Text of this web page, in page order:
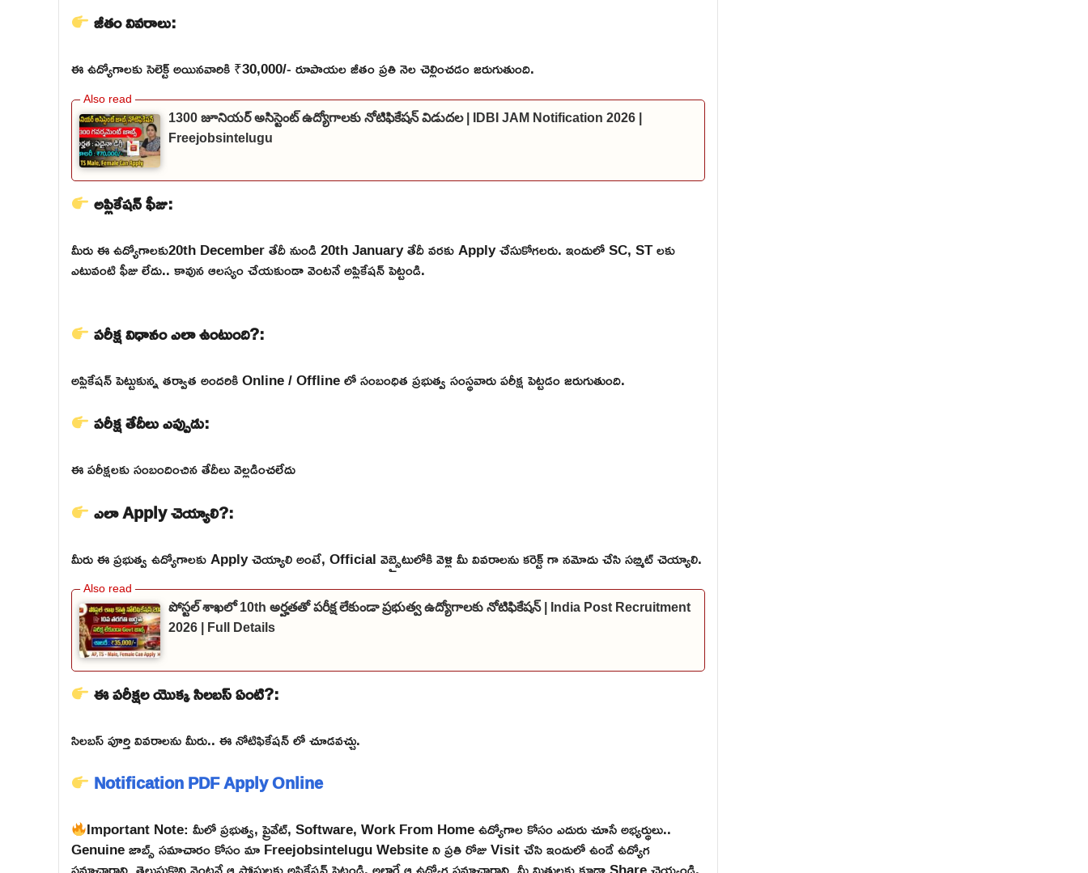
జీతం వివరాలు:
ఈ ఉద్యోగాలకు సెలెక్ట్ అయినవారికి ₹30,000/- రూపాయల జీతం ప్రతి నెల చెల్లించడం జరుగుతుంది.
1300 జూనియర్ అసిస్టెంట్ ఉద్యోగాలకు నోటిఫికేషన్ విడుదల | IDBI JAM Notification 2026 |
Freejobsintelugu
అప్లికేషన్ ఫీజు:
మీరు ఈ ఉద్యోగాలకు20th December తేదీ నుండి 20th January తేదీ వరకు Apply చేసుకోగలరు. ఇందులో SC, ST లకు
ఎటువంటి ఫీజు లేదు.. కావున ఆలస్యం చేయకుండా వెంటనే అప్లికేషన్ పెట్టండి.
పరీక్ష విధానం ఎలా ఉంటుంది?:
అప్లికేషన్ పెట్టుకున్న తర్వాత అందరికి Online / Offline లో సంబంధిత ప్రభుత్వ సంస్థవారు పరీక్ష పెట్టడం జరుగుతుంది.
పరీక్ష తేదీలు ఎప్పుడు:
ఈ పరీక్షలకు సంబందించిన తేదీలు వెల్లడించలేదు
ఎలా Apply చెయ్యాలి?:
మీరు ఈ ప్రభుత్వ ఉద్యోగాలకు Apply చెయ్యాలి అంటే, Official వెబ్సైటులోకి వెళ్లి మీ వివరాలను కరెక్ట్ గా నమోదు చేసి సబ్మిట్ చెయ్యాలి.
పోస్టల్ శాఖలో 10th అర్హతతో పరీక్ష లేకుండా ప్రభుత్వ ఉద్యోగాలకు నోటిఫికేషన్ | India Post Recruitment
2026 | Full Details
ఈ పరీక్షల యొక్క సిలబస్ ఏంటి?:
సిలబస్ పూర్తి వివరాలను మీరు.. ఈ నోటిఫికేషన్ లో చూడవచ్చు.
Notification PDFApply Online
Important Note: మీలో ప్రభుత్వ, ప్రైవేట్, Software, Work From Home ఉద్యోగాల కోసం ఎదురు చూసే అభ్యర్థులు..
Genuine జాబ్స్ సమాచారం కోసం మా Freejobsintelugu Website ని ప్రతి రోజు Visit చేసి ఇందులో ఉండే ఉద్యోగ